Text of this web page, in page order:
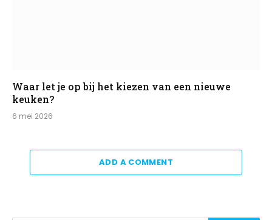
Waar let je op bij het kiezen van een nieuwe
keuken?
6 mei 2026
ADD A COMMENT